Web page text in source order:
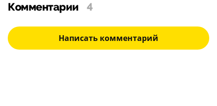
Комментарии 4
Написать комментарий